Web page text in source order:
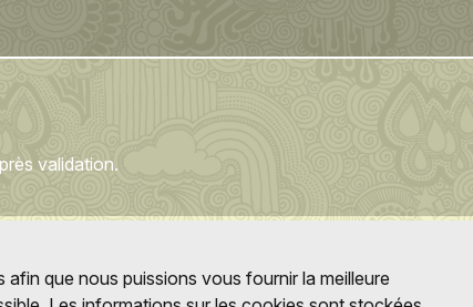
validation.
afin que nous puissions vous fournir la meilleure